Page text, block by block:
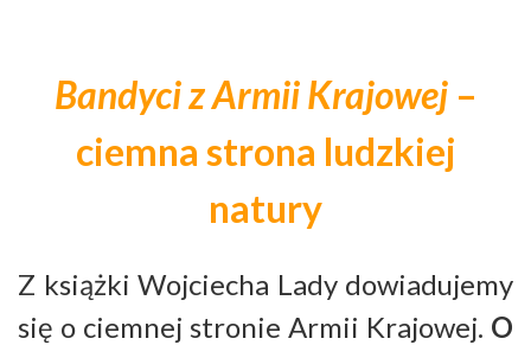
Bandyci z Armii Krajowej–
ciemna strona ludzkiej
natury
Z książki Wojciecha Lady dowiadujemy
się o ciemnej stronie Armii Krajowej. O